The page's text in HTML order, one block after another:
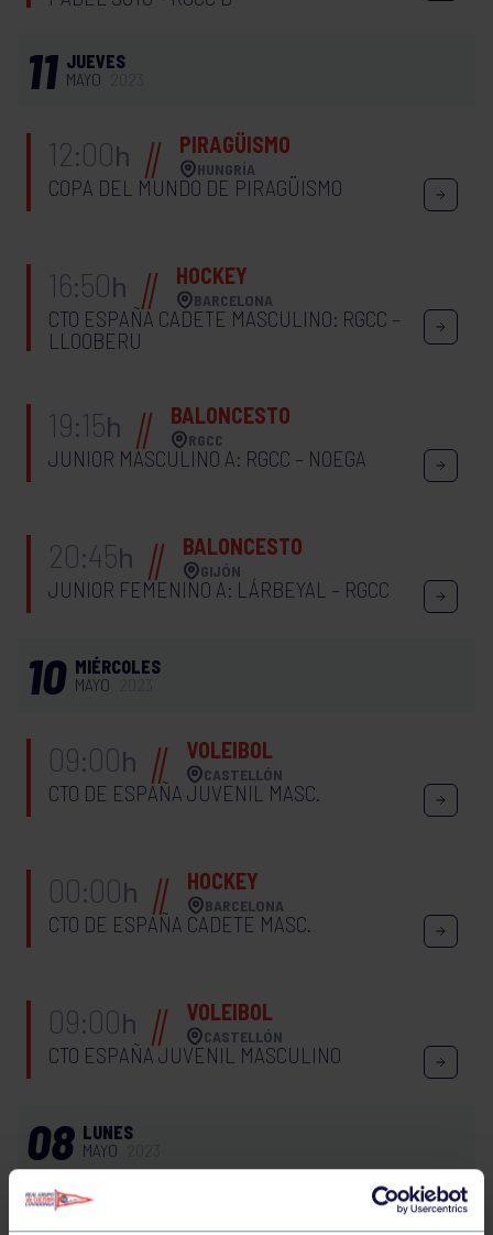
11 JUEVES
MAYO
12:00h PIRAGÜISMO
HUNGRÍA
COPA DEL MUNDO DE PIRAGÜISMO
16:50h HOCKEY
BARCELONA
CTO ESPAÑA CADETE MASCULINO: RGCC –
LLOOBERU
19:15h BALONCESTO
RGCC
JUNIOR MASCULINO A: RGCC – NOEGA
20:45h BALONCESTO
GIJÓN
JUNIOR FEMENINO A: LÁRBEYAL – RGCC
10 MIÉRCOLES
MAYO
09:00h VOLEIBOL
CASTELLÓN
CTO DE ESPAÑA JUVENIL MASC.
00:00h HOCKEY
BARCELONA
CTO DE ESPAÑA CADETE MASC.
09:00h VOLEIBOL
CASTELLÓN
CTO ESPAÑA JUVENIL MASCULINO
08 LUNES
MAYO
09:00h